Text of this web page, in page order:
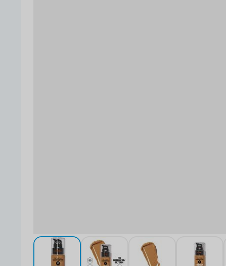
View larger imageView larger imageView larger image
View